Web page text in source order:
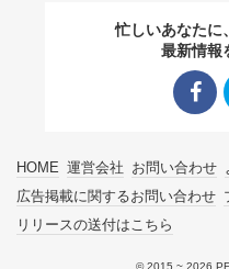
忙しいあなたに
最新情報
HOME 運営会社 お問い合わせ
広告掲載に関するお問い合わせ
リリースの送付はこちら
© 2015 ~ 2026